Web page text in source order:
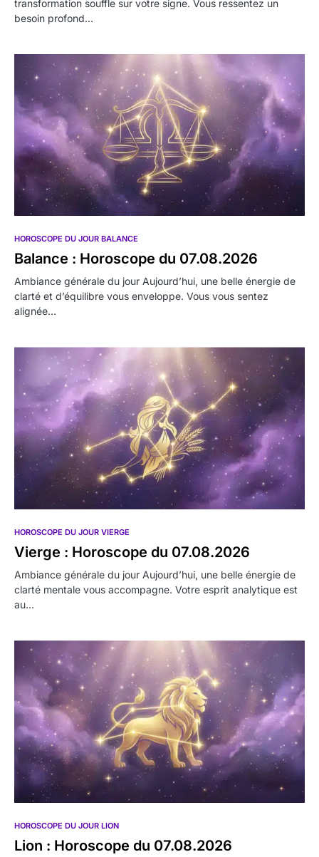
transformation souffle sur votre signe. Vous ressentez un
besoin profond…
HOROSCOPE DU JOUR BALANCE
Balance : Horoscope du 07.08.2026
Ambiance générale du jour Aujourd’hui, une belle énergie de
clarté et d’équilibre vous enveloppe. Vous vous sentez
alignée…
HOROSCOPE DU JOUR VIERGE
Vierge : Horoscope du 07.08.2026
Ambiance générale du jour Aujourd’hui, une belle énergie de
clarté mentale vous accompagne. Votre esprit analytique est
au…
HOROSCOPE DU JOUR LION
Lion : Horoscope du 07.08.2026